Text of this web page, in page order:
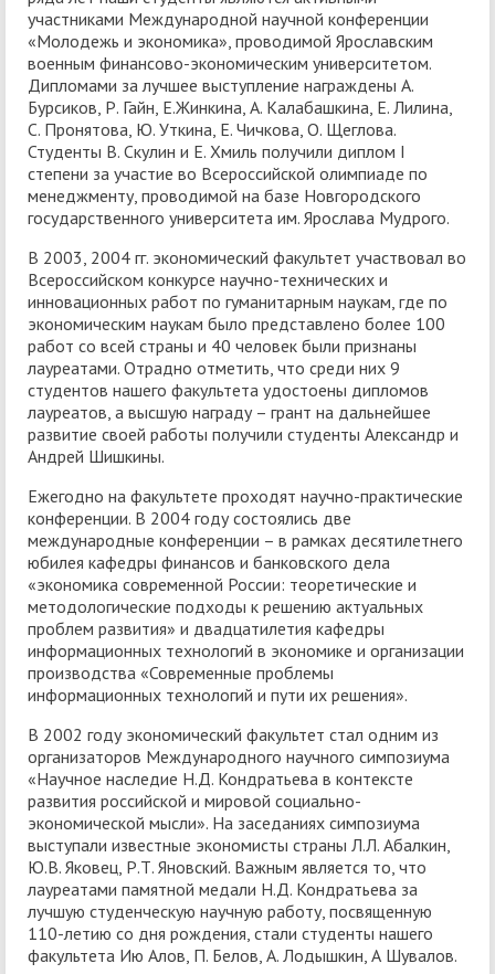
участниками Международной научной конференции
«Молодежь и экономика», проводимой Ярославским
военным финансово-экономическим университетом.
Дипломами за лучшее выступление награждены А.
Бурсиков, Р. Гайн, Е.Жинкина, А. Калабашкина, Е. Лилина,
С. Пронятова, Ю. Уткина, Е. Чичкова, О. Щеглова.
Студенты В. Скулин и Е. Хмиль получили диплом I
степени за участие во Всероссийской олимпиаде по
менеджменту, проводимой на базе Новгородского
государственного университета им. Ярослава Мудрого.
В 2003, 2004 гг. экономический факультет участвовал во
Всероссийском конкурсе научно-технических и
инновационных работ по гуманитарным наукам, где по
экономическим наукам было представлено более 100
работ со всей страны и 40 человек были признаны
лауреатами. Отрадно отметить, что среди них 9
студентов нашего факультета удостоены дипломов
лауреатов, а высшую награду – грант на дальнейшее
развитие своей работы получили студенты Александр и
Андрей Шишкины.
Ежегодно на факультете проходят научно-практические
конференции. В 2004 году состоялись две
международные конференции – в рамках десятилетнего
юбилея кафедры финансов и банковского дела
«экономика современной России: теоретические и
методологические подходы к решению актуальных
проблем развития» и двадцатилетия кафедры
информационных технологий в экономике и организации
производства «Современные проблемы
информационных технологий и пути их решения».
В 2002 году экономический факультет стал одним из
организаторов Международного научного симпозиума
«Научное наследие Н.Д. Кондратьева в контексте
развития российской и мировой социально-
экономической мысли». На заседаниях симпозиума
выступали известные экономисты страны Л.Л. Абалкин,
Ю.В. Яковец, Р.Т. Яновский. Важным является то, что
лауреатами памятной медали Н.Д. Кондратьева за
лучшую студенческую научную работу, посвященную
110-летию со дня рождения, стали студенты нашего
факультета Ию Алов, П. Белов, А. Лодышкин, А Шувалов.